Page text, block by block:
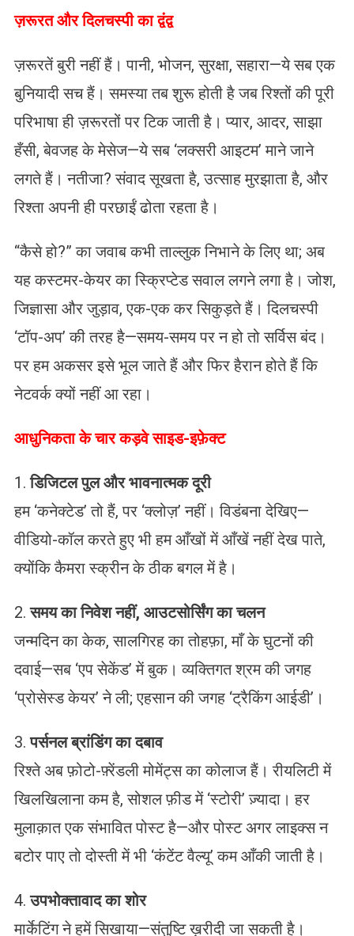
ज़रूरत और दिलचस्पी का द्वंद्व
ज़रूरतें बुरी नहीं हैं। पानी, भोजन, सुरक्षा, सहारा—ये सब एक
बुनियादी सच हैं। समस्या तब शुरू होती है जब रिश्तों की पूरी
परिभाषा ही ज़रूरतों पर टिक जाती है। प्यार, आदर, साझा
हँसी, बेवजह के मेसेज—ये सब ‘लक्सरी आइटम’ माने जाने
लगते हैं। नतीजा? संवाद सूखता है, उत्साह मुरझाता है, और
रिश्ता अपनी ही परछाईं ढोता रहता है।
“कैसे हो?” का जवाब कभी ताल्लुक निभाने के लिए था; अब
यह कस्टमर-केयर का स्क्रिप्टेड सवाल लगने लगा है। जोश,
जिज्ञासा और जुड़ाव, एक-एक कर सिकुड़ते हैं। दिलचस्पी
‘टॉप-अप’ की तरह है—समय-समय पर न हो तो सर्विस बंद।
पर हम अकसर इसे भूल जाते हैं और फिर हैरान होते हैं कि
नेटवर्क क्यों नहीं आ रहा।
आधुनिकता के चार कड़वे साइड-इफ़ेक्ट
1.डिजिटल पुल और भावनात्मक दूरी
हम ‘कनेक्टेड’ तो हैं, पर ‘क्लोज़’ नहीं। विडंबना देखिए—
वीडियो-कॉल करते हुए भी हम आँखों में आँखें नहीं देख पाते,
क्योंकि कैमरा स्क्रीन के ठीक बगल में है।
2.समय का निवेश नहीं, आउटसोर्सिंग का चलन
जन्मदिन का केक, सालगिरह का तोहफ़ा, माँ के घुटनों की
दवाई—सब ‘एप सेकेंड’ में बुक। व्यक्तिगत श्रम की जगह
‘प्रोसेस्ड केयर’ ने ली; एहसान की जगह ‘ट्रैकिंग आईडी’।
3.पर्सनल ब्रांडिंग का दबाव
रिश्ते अब फ़ोटो-फ़्रेंडली मोमेंट्स का कोलाज हैं। रीयलिटी में
खिलखिलाना कम है, सोशल फ़ीड में ‘स्टोरी’ ज़्यादा। हर
मुलाक़ात एक संभावित पोस्ट है—और पोस्ट अगर लाइक्स न
बटोर पाए तो दोस्ती में भी ‘कंटेंट वैल्यू’ कम आँकी जाती है।
4.उपभोक्तावाद का शोर
मार्केटिंग ने हमें सिखाया—संतुष्टि ख़रीदी जा सकती है।